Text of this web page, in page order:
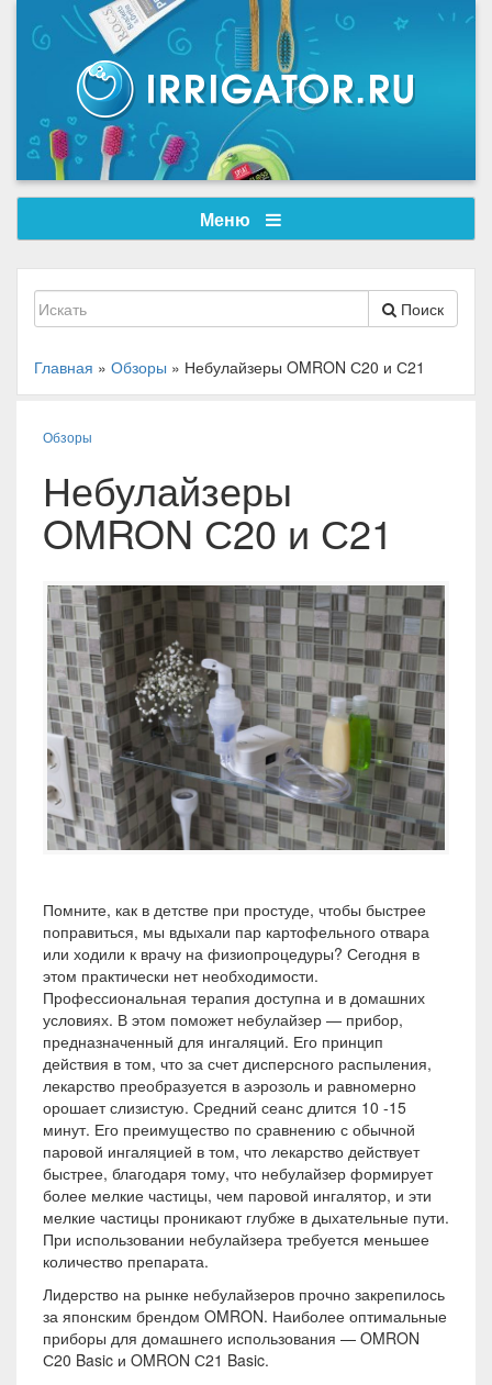
Меню
Поиск
Главная » Обзоры » Небулайзеры OMRON С20 и С21
Обзоры
Небулайзеры
OMRON С20 и С21
Помните, как в детстве при простуде, чтобы быстрее
поправиться, мы вдыхали пар картофельного отвара
или ходили к врачу на физиопроцедуры? Сегодня в
этом практически нет необходимости.
Профессиональная терапия доступна и в домашних
условиях. В этом поможет небулайзер — прибор,
предназначенный для ингаляций. Его принцип
действия в том, что за счет дисперсного распыления,
лекарство преобразуется в аэрозоль и равномерно
орошает слизистую. Средний сеанс длится 10 -15
минут. Его преимущество по сравнению с обычной
паровой ингаляцией в том, что лекарство действует
быстрее, благодаря тому, что небулайзер формирует
более мелкие частицы, чем паровой ингалятор, и эти
мелкие частицы проникают глубже в дыхательные пути.
При использовании небулайзера требуется меньшее
количество препарата.
Лидерство на рынке небулайзеров прочно закрепилось
за японским брендом OMRON. Наиболее оптимальные
приборы для домашнего использования — OMRON
С20 Basic и OMRON С21 Basic.